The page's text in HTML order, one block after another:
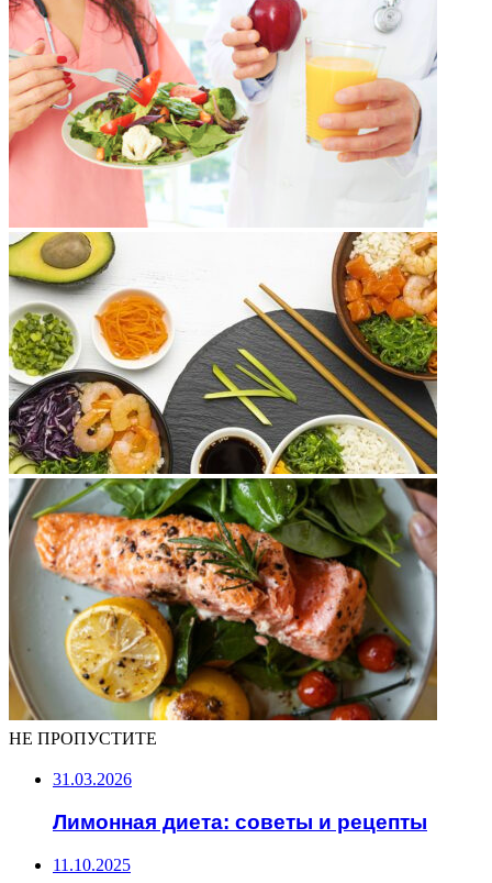
НЕ ПРОПУСТИТЕ
31.03.2026
Лимонная диета: советы и рецепты
11.10.2025